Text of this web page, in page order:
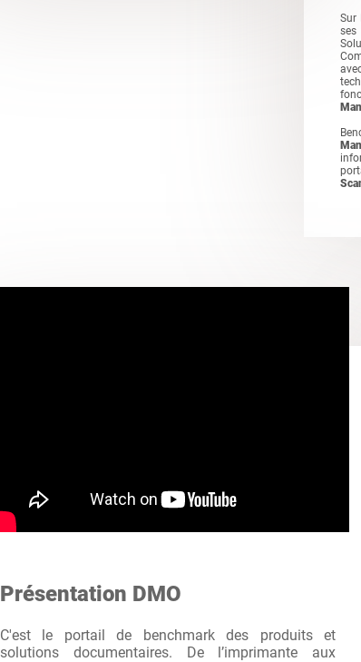
Sur
Présentation DMO
C'est le portail de benchmark des produits et
solutions documentaires. De l’imprimante aux